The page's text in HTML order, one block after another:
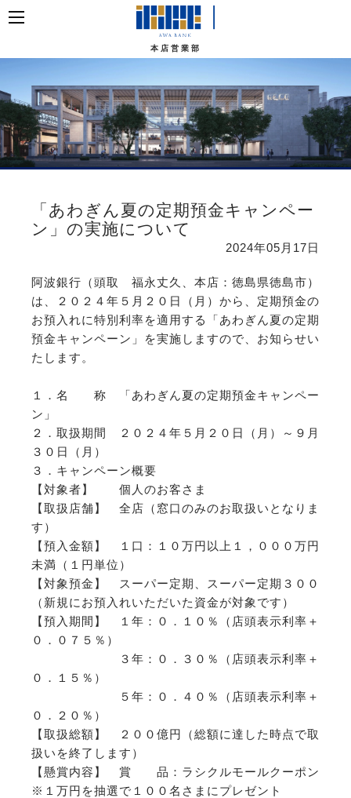
本店営業部
「あわぎん夏の定期預金キャンペー
ン」の実施について
2024年05月17日
阿波銀行（頭取 福永丈久、本店：徳島県徳島市）
は、２０２４年５月２０日（月）から、定期預金の
お預入れに特別利率を適用する「あわぎん夏の定期
預金キャンペーン」を実施しますので、お知らせい
たします。
１．名 称 「あわぎん夏の定期預金キャンペー
ン」
２．取扱期間 ２０２４年５月２０日（月）～９月
３０日（月）
３．キャンペーン概要
【対象者】 個人のお客さま
【取扱店舗】 全店（窓口のみのお取扱いとなりま
す）
【預入金額】 １口：１０万円以上１，０００万円
未満（１円単位）
【対象預金】 スーパー定期、スーパー定期３００
（新規にお預入れいただいた資金が対象です）
【預入期間】 １年：０．１０％（店頭表示利率＋
０．０７５％）
３年：０．３０％（店頭表示利率＋
０．１５％）
５年：０．４０％（店頭表示利率＋
０．２０％）
【取扱総額】 ２００億円（総額に達した時点で取
扱いを終了します）
【懸賞内容】 賞 品：ラシクルモールクーポン
※１万円を抽選で１００名さまにプレゼント